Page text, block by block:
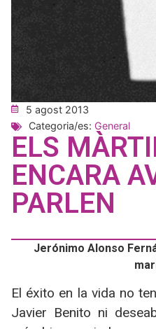
5 agost 2013
Categoria/es: General
ELS
ENCARA
PARLEN
Jerónimo Alonso
El éxito en la vida no
Javier Benito ni